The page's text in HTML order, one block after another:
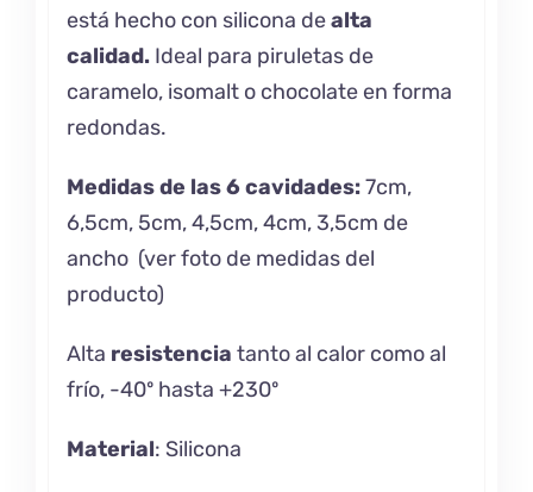
está hecho con silicona dealta
calidad. Ideal para piruletas de
caramelo, isomalt o chocolate en forma
redondas.
Medidas de las 6 cavidades:7cm,
6,5cm, 5cm, 4,5cm, 4cm, 3,5cm de
ancho (ver foto de medidas del
producto)
Alta resistencia tanto al calor como al
frío, -40º hasta +230º
Material: Silicona